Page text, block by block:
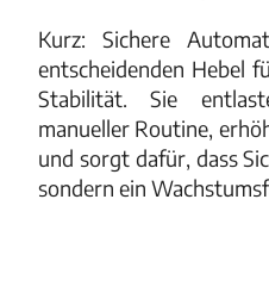
Kurz: Sichere
entscheidenden Hebel
Stabilität. Sie
manueller Routine,
und sorgt dafür, dass
sondern ein